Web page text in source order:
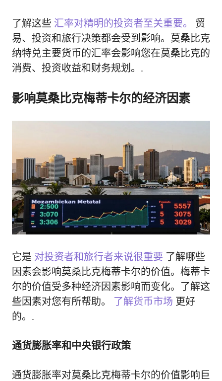
了解这些 汇率对精明的投资者至关重要。
贸
易、投资和旅行决策都会受到影响。莫桑比克
纳特兑主要货币的汇率会影响您在莫桑比克的
消费、投资收益和财务规划。.
影响莫桑比克梅蒂卡尔的经济因素
它是 对投资者和旅行者来说很重要 了解哪些
因素会影响莫桑比克梅蒂卡尔的价值。梅蒂卡
尔的价值受多种经济因素影响而变化。了解这
些因素对您有所帮助。 了解货币市场 更好
的。.
通货膨胀率和中央银行政策
通货膨胀率对莫桑比克梅蒂卡尔的价值影响巨